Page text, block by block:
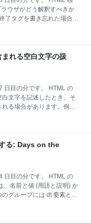
ウザがどう解釈すべきか
了タグを書き忘れた場合、
要素を b 要素に変えて
れる空白文字の扱
日目の分です。 HTML の
文字を記述したとき、そ
る場合があります。例と
"get" を指定したのと同
で囲まれる可能性のある
白文字の並びは無視され
る: Days on the
日目の分です。 HTML の
、名前と値 (用語と説明) か
グループには dt 要素と